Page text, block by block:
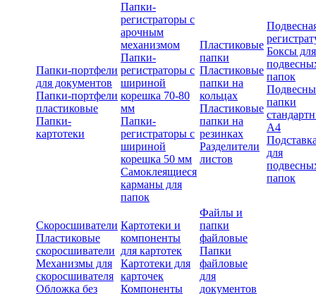
Папки-портфели
для документов
Папки-портфели
пластиковые
Папки-
картотеки
Папки-
регистраторы с
арочным
механизмом
Папки-
регистраторы с
шириной
корешка 70-80
мм
Папки-
регистраторы с
шириной
корешка 50 мм
Самоклеящиеся
карманы для
папок
Пластиковые
папки
Пластиковые
папки на
кольцах
Пластиковые
папки на
резинках
Разделители
листов
Боксы для
папок
папки
А4
для
папок
Скоросшиватели
Пластиковые
скоросшиватели
Механизмы для
скоросшивателя
Обложка без
Картотеки и
компоненты
для картотек
Картотеки для
карточек
Компоненты
Файлы и
папки
файловые
Папки
файловые
для
документов